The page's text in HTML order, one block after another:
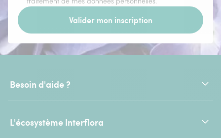
Valider mon inscription
Besoin d'aide ?
L'écosystème Interflora